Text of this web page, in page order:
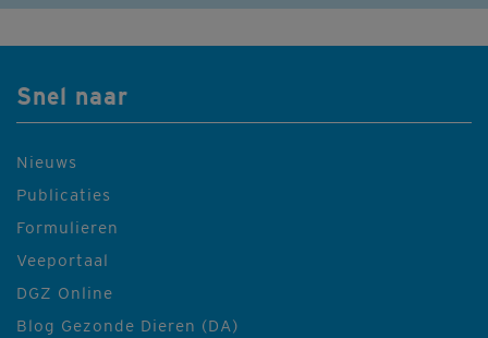
Snel naar
Nieuws
Publicaties
Formulieren
Veeportaal
DGZ Online
Blog Gezonde Dieren (DA)